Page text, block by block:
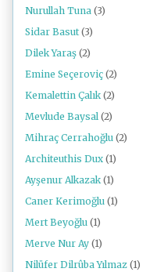
Nurullah Tuna (3)
Sidar Basut (3)
Dilek Yaraş (2)
Emine Seçeroviç (2)
Kemalettin Çalık (2)
Mevlude Baysal (2)
Mihraç Cerrahoğlu (2)
Architeuthis Dux (1)
Ayşenur Alkazak (1)
Caner Kerimoğlu (1)
Mert Beyoğlu (1)
Merve Nur Ay (1)
Nilüfer Dilrûba Yılmaz (1)